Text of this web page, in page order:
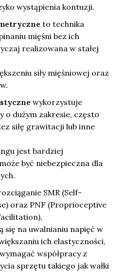
wystąpienia kontuzji.
to technika
mięśni bez ich
realizowana w stałej
siły mięśniowej oraz
wykorzystuje
o dużym zakresie, często
siłę grawitacji lub inne
jest bardziej
być niebezpieczna dla
SMR (Self-
oraz PNF (Proprioceptive
na uwalnianiu napięć w
ich elastyczności,
współpracy z
sprzętu takiego jak wałki